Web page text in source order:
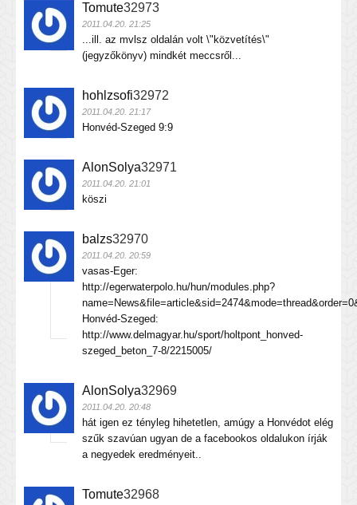
Tomute32973
2011.04.20. 21:25
...ill. az mvlsz oldalán volt \"közvetítés\"
(jegyzőkönyv) mindkét meccsről...
hohlzsofi32972
2011.04.20. 21:17
Honvéd-Szeged 9:9
AlonSolya32971
2011.04.20. 21:01
köszi
balzs32970
2011.04.20. 20:59
vasas-Eger:
http://egerwaterpolo.hu/hun/modules.php?
Honvéd-Szeged:
http://www.delmagyar.hu/sport/holtpont_honved-
szeged_beton_7-8/2215005/
AlonSolya32969
2011.04.20. 20:48
hát igen ez tényleg hihetetlen, amúgy a Honvédot elég
szűk szavúan ugyan de a facebookos oldalukon írják
a negyedek eredményeit..
Tomute32968